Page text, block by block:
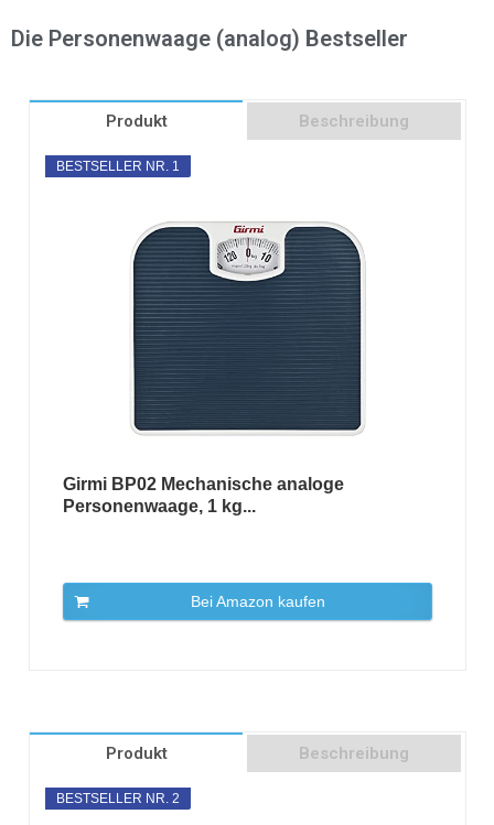
Die Personenwaage (analog) Bestseller
Produkt Beschreibung
BESTSELLER NR. 1
Girmi BP02 Mechanische analoge
Personenwaage, 1 kg...
Bei Amazon kaufen
Produkt Beschreibung
BESTSELLER NR. 2